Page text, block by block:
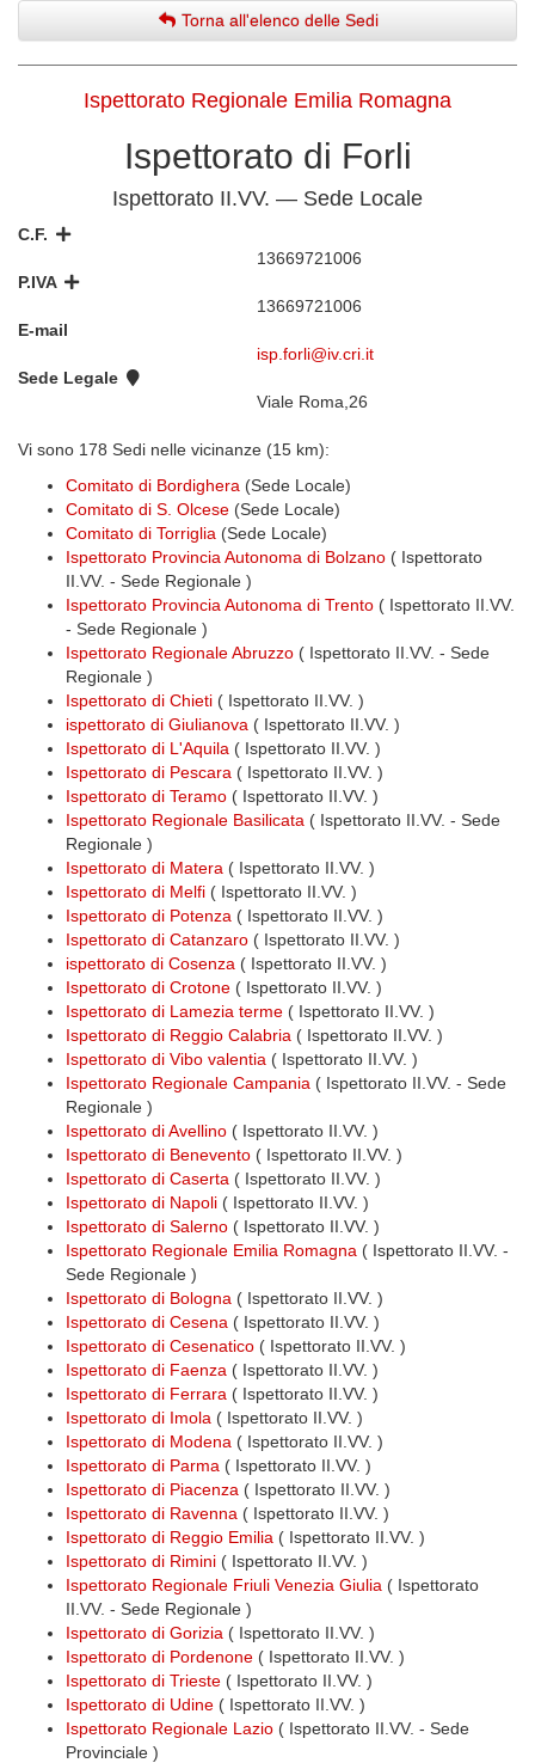
Torna all'elenco delle Sedi
Ispettorato Regionale Emilia Romagna
Ispettorato di Forli
Ispettorato II.VV. — Sede Locale
C.F.
13669721006
P.IVA
13669721006
E-mail
isp.forli@iv.cri.it
Sede Legale
Viale Roma,26
Vi sono 178 Sedi nelle vicinanze (15 km):
Comitato di Bordighera (Sede Locale)
Comitato di S. Olcese (Sede Locale)
Comitato di Torriglia (Sede Locale)
Ispettorato Provincia Autonoma di Bolzano ( Ispettorato
II.VV. - Sede Regionale )
Ispettorato Provincia Autonoma di Trento ( Ispettorato II.VV.
- Sede Regionale )
Ispettorato Regionale Abruzzo ( Ispettorato II.VV. - Sede
Regionale )
Ispettorato di Chieti ( Ispettorato II.VV. )
ispettorato di Giulianova ( Ispettorato II.VV. )
Ispettorato di L'Aquila ( Ispettorato II.VV. )
Ispettorato di Pescara ( Ispettorato II.VV. )
Ispettorato di Teramo ( Ispettorato II.VV. )
Ispettorato Regionale Basilicata ( Ispettorato II.VV. - Sede
Regionale )
Ispettorato di Matera ( Ispettorato II.VV. )
Ispettorato di Melfi ( Ispettorato II.VV. )
Ispettorato di Potenza ( Ispettorato II.VV. )
Ispettorato di Catanzaro ( Ispettorato II.VV. )
ispettorato di Cosenza ( Ispettorato II.VV. )
Ispettorato di Crotone ( Ispettorato II.VV. )
Ispettorato di Lamezia terme ( Ispettorato II.VV. )
Ispettorato di Reggio Calabria ( Ispettorato II.VV. )
Ispettorato di Vibo valentia ( Ispettorato II.VV. )
Ispettorato Regionale Campania ( Ispettorato II.VV. - Sede
Regionale )
Ispettorato di Avellino ( Ispettorato II.VV. )
Ispettorato di Benevento ( Ispettorato II.VV. )
Ispettorato di Caserta ( Ispettorato II.VV. )
Ispettorato di Napoli ( Ispettorato II.VV. )
Ispettorato di Salerno ( Ispettorato II.VV. )
Ispettorato Regionale Emilia Romagna ( Ispettorato II.VV. -
Sede Regionale )
Ispettorato di Bologna ( Ispettorato II.VV. )
Ispettorato di Cesena ( Ispettorato II.VV. )
Ispettorato di Cesenatico ( Ispettorato II.VV. )
Ispettorato di Faenza ( Ispettorato II.VV. )
Ispettorato di Ferrara ( Ispettorato II.VV. )
Ispettorato di Imola ( Ispettorato II.VV. )
Ispettorato di Modena ( Ispettorato II.VV. )
Ispettorato di Parma ( Ispettorato II.VV. )
Ispettorato di Piacenza ( Ispettorato II.VV. )
Ispettorato di Ravenna ( Ispettorato II.VV. )
Ispettorato di Reggio Emilia ( Ispettorato II.VV. )
Ispettorato di Rimini ( Ispettorato II.VV. )
Ispettorato Regionale Friuli Venezia Giulia ( Ispettorato
II.VV. - Sede Regionale )
Ispettorato di Gorizia ( Ispettorato II.VV. )
Ispettorato di Pordenone ( Ispettorato II.VV. )
Ispettorato di Trieste ( Ispettorato II.VV. )
Ispettorato di Udine ( Ispettorato II.VV. )
Ispettorato Regionale Lazio ( Ispettorato II.VV. - Sede
Provinciale )